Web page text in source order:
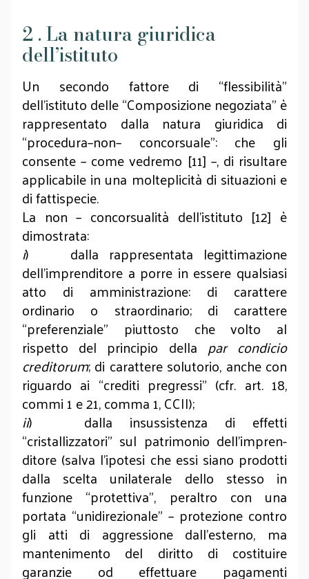
2 . La natura giuridica
dell’istituto
Un secondo fattore di “flessibilità”
dell’istituto delle “Composizione negoziata” è
rappresentato dalla natura giuridica di
“procedura–non– concorsuale”: che gli
consente – come vedremo [11] –, di risultare
applicabile in una molteplicità di situazioni e
di fattispecie.
La non – concorsualità dell’istituto [12] è
dimostrata:
i) dalla rappresentata legittimazione
dell’imprenditore a porre in essere qualsiasi
atto di amministrazione: di carattere
ordinario o straordinario; di carattere
“preferenziale” piuttosto che volto al
rispetto del principio della par condicio
creditorum; di carattere solutorio, anche con
riguardo ai “crediti pregressi” (cfr. art. 18,
commi 1 e 21, comma 1, CCII);
ii) dalla insussistenza di effetti
“cristallizzatori” sul patrimonio dell’impren­
ditore (salva l’ipotesi che essi siano prodotti
dalla scelta unilaterale dello stesso in
funzione “protettiva”, peraltro con una
portata “unidirezionale” – protezione contro
gli atti di aggressione dall’esterno, ma
mantenimento del diritto di costituire
garanzie od effettuare pagamenti